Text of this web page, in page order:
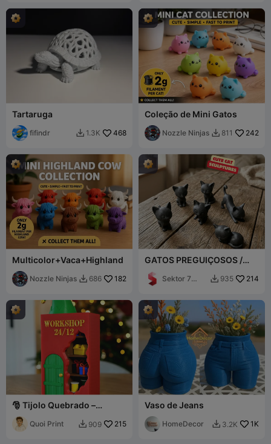
Tartaruga
fifindr  1.3K 468
Coleção de Mini Gatos
Nozzle Ninjas  811 242
Multicolor+Vaca+Highland
Nozzle Ninjas  686 182
GATOS PREGUIÇOSOS /
DE GATOS / ESCULTURAS
PRETAS
Sektor 7
 935 214
🎅 Tijolo Quebrado –
Oficina do Papai Noel (24
de dezembro)
Quoi Print  909 215
Vaso de Jeans
HomeDecor  3.2K 1K